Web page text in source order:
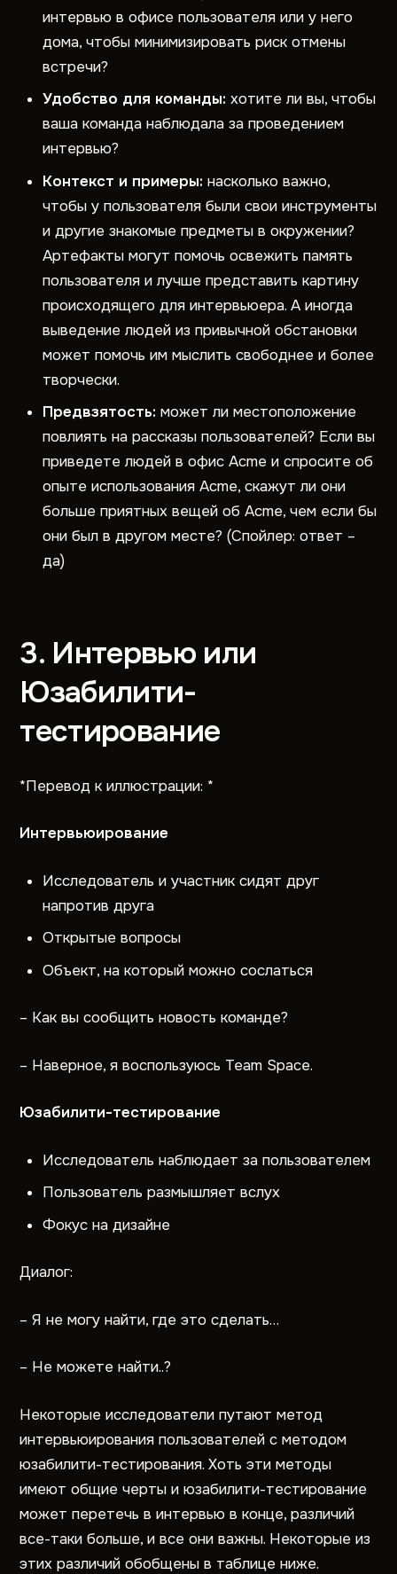
интервью в офисе пользователя или у него
дома, чтобы минимизировать риск отмены
встречи?
Удобство для команды: хотите ли вы, чтобы
ваша команда наблюдала за проведением
интервью?
Контекст и примеры: насколько важно,
чтобы у пользователя были свои инструменты
и другие знакомые предметы в окружении?
Артефакты могут помочь освежить память
пользователя и лучше представить картину
происходящего для интервьюера. А иногда
выведение людей из привычной обстановки
может помочь им мыслить свободнее и более
творчески.
Предвзятость: может ли местоположение
повлиять на рассказы пользователей? Если вы
приведете людей в офис Acme и спросите об
опыте использования Acme, скажут ли они
больше приятных вещей об Acme, чем если бы
они был в другом месте? (Спойлер: ответ –
да)
3. Интервью или
Юзабилити-
тестирование
*Перевод к иллюстрации: *
Интервьюирование
Исследователь и участник сидят друг
напротив друга
Открытые вопросы
Объект, на который можно сослаться
– Как вы сообщить новость команде?
– Наверное, я воспользуюсь Team Space.
Юзабилити-тестирование
Исследователь наблюдает за пользователем
Пользователь размышляет вслух
Фокус на дизайне
Диалог:
– Я не могу найти, где это сделать…
– Не можете найти..?
Некоторые исследователи путают метод
интервьюирования пользователей с методом
юзабилити-тестирования. Хоть эти методы
имеют общие черты и юзабилити-тестирование
может перетечь в интервью в конце, различий
все-таки больше, и все они важны. Некоторые из
этих различий обобщены в таблице ниже.